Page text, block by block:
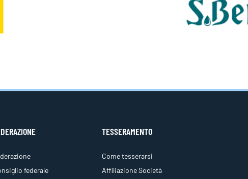
federale
TESSERAMENTO
Come tesserarsi
Affiliazione Società